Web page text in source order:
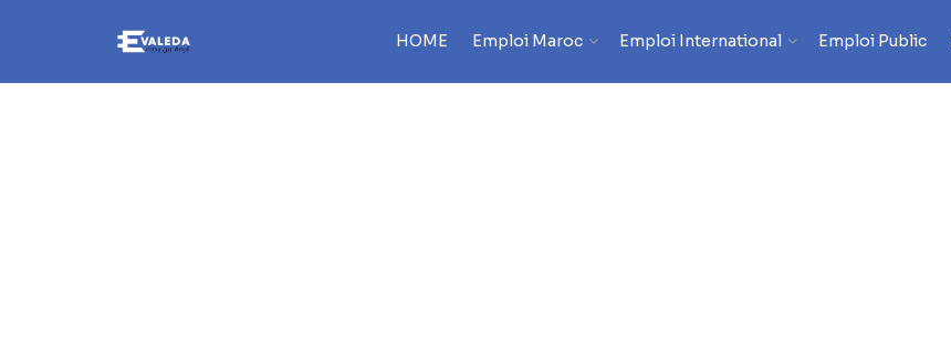
HOME Emploi Maroc Emploi International Emploi Public